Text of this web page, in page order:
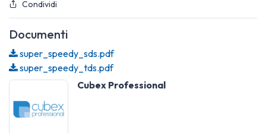
Condividi
Documenti
super_speedy_sds.pdf
super_speedy_tds.pdf
Cubex Professional